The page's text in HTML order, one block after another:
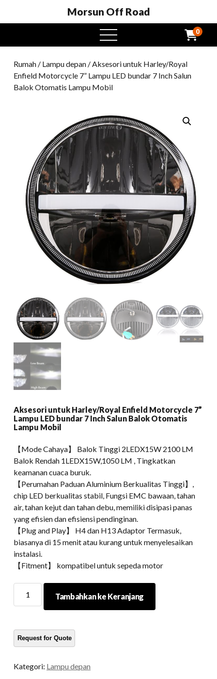
Morsun Off Road
Buka
menu
0
Rumah / Lampu depan / Aksesori untuk Harley/Royal
Enfield Motorcycle 7” Lampu LED bundar 7 Inch Salun
Balok Otomatis Lampu Mobil
Aksesori untuk Harley/Royal Enfield Motorcycle 7”
Lampu LED bundar 7 Inch Salun Balok Otomatis
Lampu Mobil
【Mode Cahaya】 Balok Tinggi 2LEDX15W 2100 LM
Balok Rendah 1LEDX15W,1050 LM , Tingkatkan
keamanan cuaca buruk.
【Perumahan Paduan Aluminium Berkualitas Tinggi】,
chip LED berkualitas stabil, Fungsi EMC bawaan, tahan
air, tahan kejut dan tahan debu, memiliki disipasi panas
yang efisien dan efisiensi pendinginan.
【Plug and Play】 H4 dan H13 Adaptor Termasuk,
biasanya di 15 menit atau kurang untuk menyelesaikan
instalasi.
【Fitment】 kompatibel untuk sepeda motor
Harley/Royal
Motorcycle
7''
LED
Tambahkan ke Keranjang
Kategori: Lampu depan